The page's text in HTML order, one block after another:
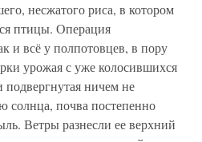
несжатого риса, в котором
птицы. Операция
и всё у полпотовцев, в пору
урожая с уже колосившихся
ничем не
солнца, почва постепенно
Ветры разнесли ее верхний